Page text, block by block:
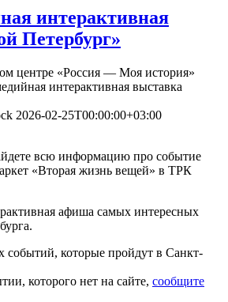
интерактивная
Петербург»
центре «Россия — Моя история»
интерактивная выставка
2026-02-25T00:00:00+03:00
всю информацию про событие
«Вторая жизнь вещей» в ТРК
афиша самых интересных
событий, которые пройдут в Санкт-
которого нет на сайте, сообщите